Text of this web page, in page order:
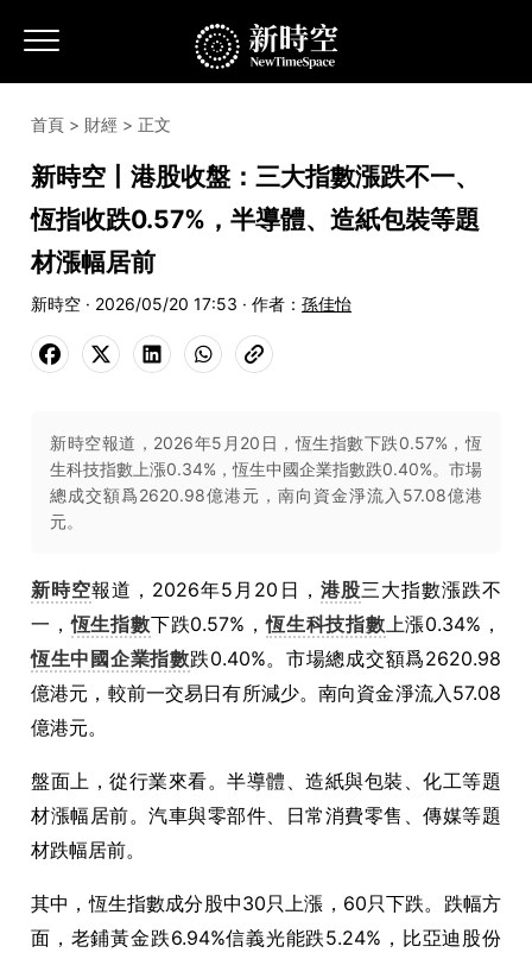
首頁 > 財經 > 正文
新時空丨港股收盤：三大指數漲跌不一、
恆指收跌0.57%，半導體、造紙包裝等題
材漲幅居前
新時空 · 2026/05/20 17:53 · 作者： 孫佳怡
新時空報道，2026年5月20日，恆生指數下跌0.57%，恆
生科技指數上漲0.34%，恆生中國企業指數跌0.40%。市場
總成交額爲2620.98億港元，南向資金淨流入57.08億港
元。
新時空報道，2026年5月20日， 港股三大指數漲跌不
一，恆生指數下跌0.57%，恆生科技指數上漲0.34%，
恆生中國企業指數跌0.40%。市場總成交額爲2620.98
億港元，較前一交易日有所減少。南向資金淨流入57.08
億港元。
盤面上，從行業來看。半導體、造紙與包裝、化工等題
材漲幅居前。汽車與零部件、日常消費零售、傳媒等題
材跌幅居前。
其中，恆生指數成分股中30只上漲，60只下跌。跌幅方
面，老鋪黃金跌6.94%信義光能跌5.24%，比亞迪股份